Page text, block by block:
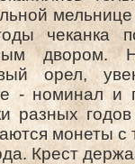
мельнице
чеканка
двором.
орел,
- номинал и
разных
монеты с
Крест